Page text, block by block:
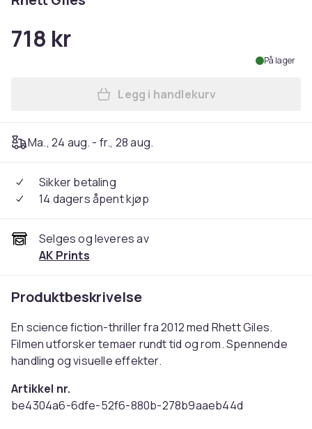
718 kr
På lager
Legg Quantum Apocalypse
Legg i handlekurv
Ma., 24 aug. - fr., 28 aug.
Sikker betaling
14 dagers åpent kjøp
Selges og leveres av
AK Prints
Produktbeskrivelse
En science fiction-thriller fra 2012 med Rhett Giles.
Filmen utforsker temaer rundt tid og rom. Spennende
handling og visuelle effekter.
Artikkel nr.
be4304a6-6dfe-52f6-880b-278b9aaeb44d